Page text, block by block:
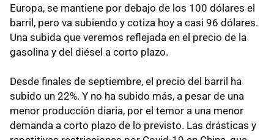
Europa, se mantiene por debajo de los 100 dólares el
barril, pero va subiendo y cotiza hoy a casi 96 dólares.
Una subida que veremos reflejada en el precio de la
gasolina y del diésel a corto plazo.
Desde finales de septiembre, el precio del barril ha
subido un 22%. Y no ha subido más, a pesar de una
menor producción diaria, por el temor a una menor
demanda a corto plazo de lo previsto. Las drásticas y